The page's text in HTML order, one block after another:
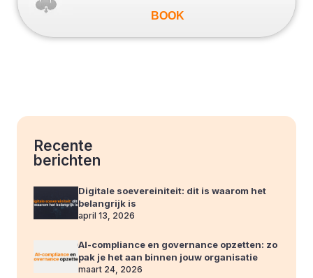
BOOK
Recente
berichten
Digitale soevereiniteit: dit is waarom het
belangrijk is
april 13, 2026
AI-compliance en governance opzetten: zo
pak je het aan binnen jouw organisatie
maart 24, 2026